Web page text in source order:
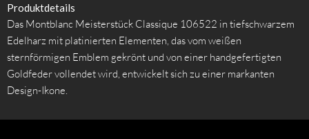
Produktdetails
Das Montblanc Meisterstück Classique 106522 in tiefschwarzem
Edelharz mit platinierten Elementen, das vom weißen
sternförmigen Emblem gekrönt und von einer handgefertigten
Goldfeder vollendet wird, entwickelt sich zu einer markanten
Design-Ikone.